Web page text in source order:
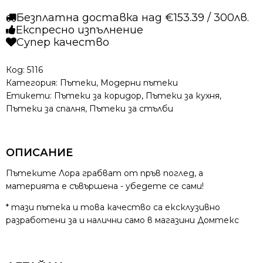
Лора
989
Тюркоаз
Безплатна доставка над €153.39 / 300лв.
Експресно изпълнение
Супер качество
Код: 5116
Категория: Пътеки, Модерни пътеки
Етикети: Пътеки за коридор, Пътеки за кухня,
Пътеки за спалня, Пътеки за стълби
ОПИСАНИЕ
Пътеките Лора грабват от пръв поглед, а
материята е съвършена - убедете се сами!
* тази пътека и това качество са ексклузивно
разработени за и налични само в магазини Домтекс